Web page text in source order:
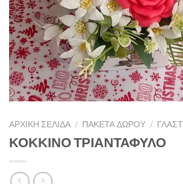
ΑΡΧΙΚΉ ΣΕΛΊΔΑ / ΠΑΚΕΤΑ ΔΩΡΟΥ /
ΚΟΚΚΙΝΟ ΤΡΙΑΝΤΑΦΥΛΟ